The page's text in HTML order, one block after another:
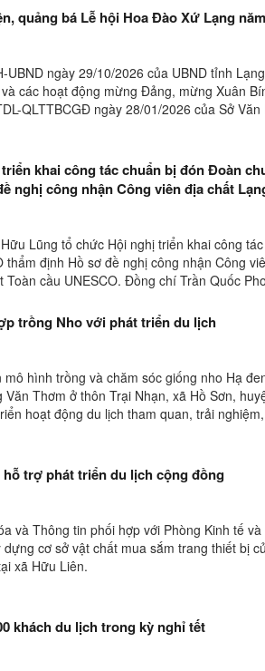
quảng bá Lễ hội Hoa Đào Xứ Lạng
UBND ngày 29/10/2026 của UBND tỉnh
các hoạt động mừng Đảng, mừng Xuân
QLTTBCGĐ ngày 28/01/2026 của Sở
khai công tác chuẩn bị đón Đoàn
nghị công nhận Công viên địa chất Lạng
Lũng tổ chức Hội nghị triển khai công
thẩm định Hồ sơ đề nghị công nhận Công
Toàn cầu UNESCO. Đồng chí Trần Quốc
trồng Nho với phát triển du lịch
hình trồng và chăm sóc giống nho Hạ
Thơm ở thôn Trại Nhạn, xã Hồ Sơn,
hoạt động du lịch tham quan, trải
trợ phát triển du lịch cộng đồng
và Thông tin phối hợp với Phòng Kinh tế và
cơ sở vật chất mua sắm trang thiết bị
xã Hữu Liên.
khách du lịch trong kỳ nghỉ tết